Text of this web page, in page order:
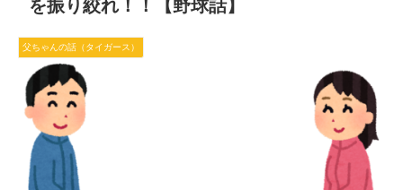
を振り絞れ！！【野球話】
父ちゃんの話（タイガース）